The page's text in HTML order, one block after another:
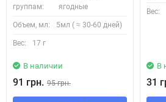
группам:
ягодные
Объем, мл: 5мл ( ≈ 30-60 дней)
Вес: 17 г
В наличии
91 грн. 95 грн.
Вес:
В
31